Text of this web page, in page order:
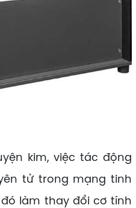
kim, việc tác động
tử trong mạng tinh
làm thay đổi cơ tính